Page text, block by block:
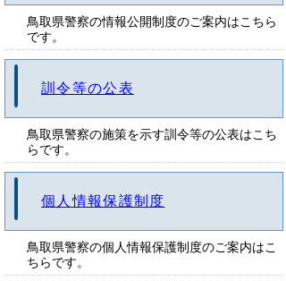
鳥取県警察の情報公開制度のご案内はこちら
です。
訓令等の公表
鳥取県警察の施策を示す訓令等の公表はこち
らです。
個人情報保護制度
鳥取県警察の個人情報保護制度のご案内はこ
ちらです。